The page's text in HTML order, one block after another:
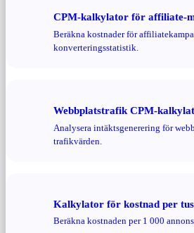
CPM-kalkylator för affiliate-
Beräkna kostnader för
konverteringsstatistik.
Webbplatstrafik CPM-
Analysera intäktsgenerering för
trafikvärden.
Kalkylator för kostnad per
Beräkna kostnaden per 1 000